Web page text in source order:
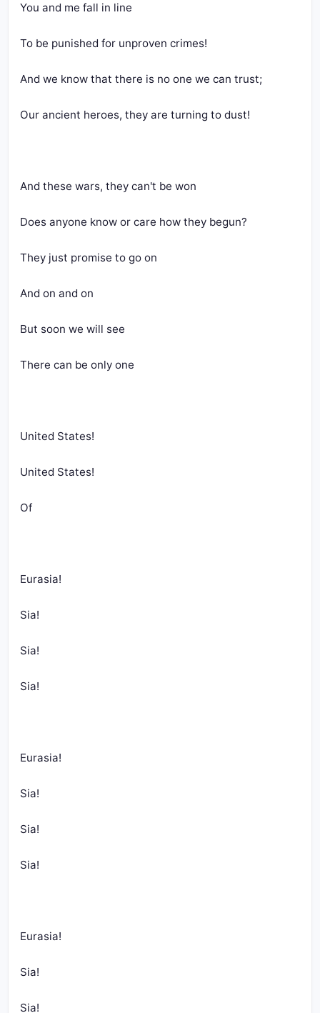
You and me fall in line
To be punished for unproven crimes!
And we know that there is no one we can trust;
Our ancient heroes, they are turning to dust!
And these wars, they can't be won
Does anyone know or care how they begun?
They just promise to go on
And on and on
But soon we will see
There can be only one
United States!
United States!
Of
Eurasia!
Sia!
Sia!
Sia!
Eurasia!
Sia!
Sia!
Sia!
Eurasia!
Sia!
Sia!